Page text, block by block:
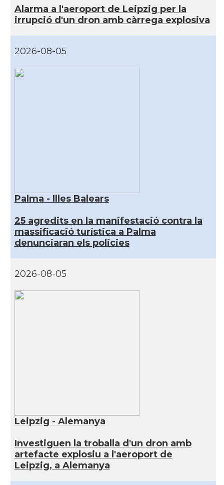
Alarma a l'aeroport de Leipzig per la
irrupció d'un dron amb càrrega explosiva
2026-08-05
Palma - Illes Balears
25 agredits en la manifestació contra la
massificació turística a Palma
denunciaran els policies
2026-08-05
Leipzig - Alemanya
Investiguen la troballa d'un dron amb
artefacte explosiu a l'aeroport de
Leipzig, a Alemanya